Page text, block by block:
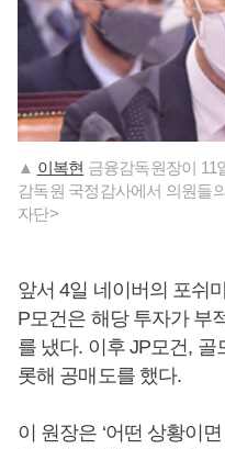
▲ 이복현 금융감독원장이 11
감독원 국정감사에서 의원들
자단>
앞서 4일 네이버의 포쉬
P모건은 해당 투자가 부
를 냈다. 이후 JP모건, 골
롯해 공매도를 했다.
이 원장은 ‘어떤 상황이